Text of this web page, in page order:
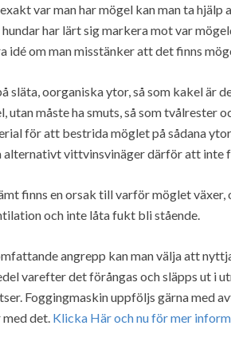
var man har mögel kan man ta
hundar har lärt sig markera mot var
idé om man misstänker att det finns
släta, oorganiska ytor, så som kakel är
utan måste ha smuts, så som tvålrester
för att bestrida möglet på sådana
alternativt vittvinsvinäger därför att inte
finns en orsak till varför möglet
och inte låta fukt bli stående.
angrepp kan man välja att
varefter det förångas och släpps ut i
Foggingmaskin uppföljs gärna med
med det. Klicka Här och nu för mer